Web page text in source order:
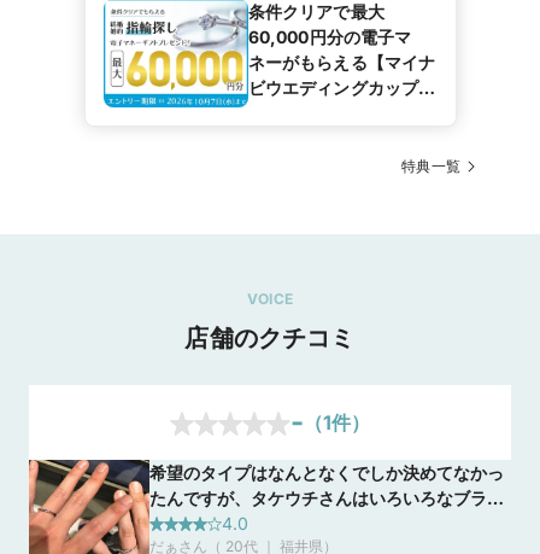
条件クリアで最大
60,000円分の電子マ
ネーがもらえる【マイナ
ビウエディングカップル
特典一覧
VOICE
店舗のクチコミ
- （1件）
希望のタイプはなんとなくでしか決めてなかっ
たんですが、タケウチさんはいろいろなブラン
ドを扱っているので、それぞれのブランドの特
性を説明してもらうことでじっくりと自分たち
4.0
だぁさん（ 20代 ｜ 福井県）